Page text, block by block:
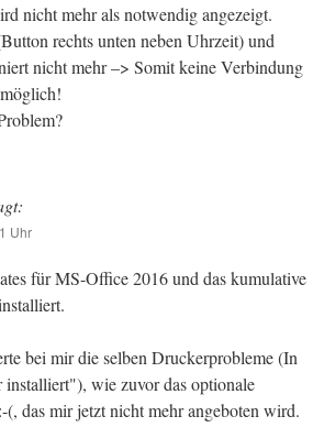
nicht mehr als notwendig angezeigt.
rechts unten neben Uhrzeit) und
nicht mehr –> Somit keine Verbindung
Uhr
für MS-Office 2016 und das kumulative
bei mir die selben Druckerprobleme (In
wie zuvor das optionale
das mir jetzt nicht mehr angeboten wird.